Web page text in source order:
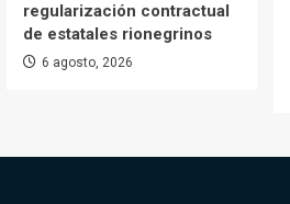
regularización contractual
de estatales rionegrinos
6 agosto, 2026